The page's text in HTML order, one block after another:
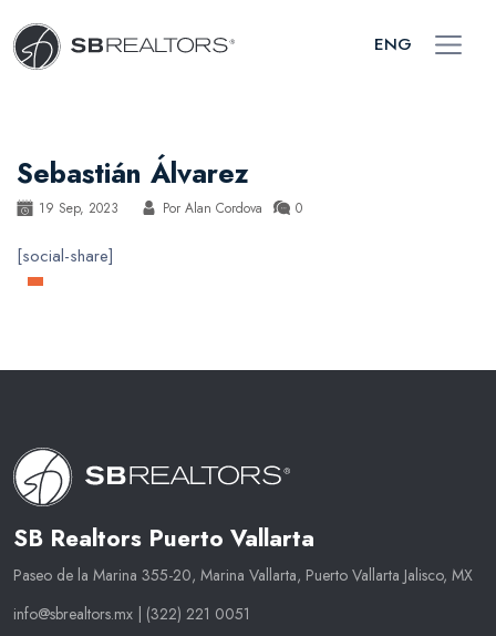
ENG
Sebastián Álvarez
19 Sep, 2023 Por Alan Cordova 0
[social-share]
SB Realtors Puerto Vallarta
Paseo de la Marina 355-20, Marina Vallarta, Puerto Vallarta Jalisco, MX
info@sbrealtors.mx
(322) 221 0051